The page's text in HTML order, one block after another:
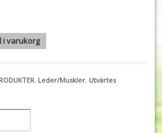
i varukorg
, Leder/Muskler, Utvärtes